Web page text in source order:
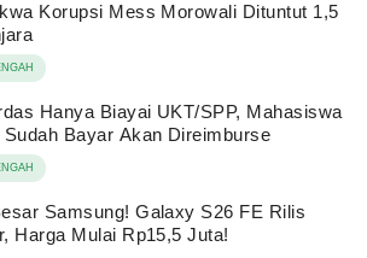
Korupsi Mess Morowali Dituntut 1,5
Hanya Biayai UKT/SPP, Mahasiswa
Sudah Bayar Akan Direimburse
Samsung! Galaxy S26 FE Rilis
Harga Mulai Rp15,5 Juta!